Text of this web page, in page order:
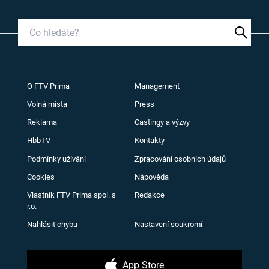
O FTV Prima Management
Volná místa Press
Reklama Castingy a výzvy
HbbTV Kontakty
Podmínky užívání Zpracování osobních údajů
Cookies Nápověda
Vlastník FTV Prima spol. s
r.o.
Redakce
Nahlásit chybu Nastavení soukromí
App Store